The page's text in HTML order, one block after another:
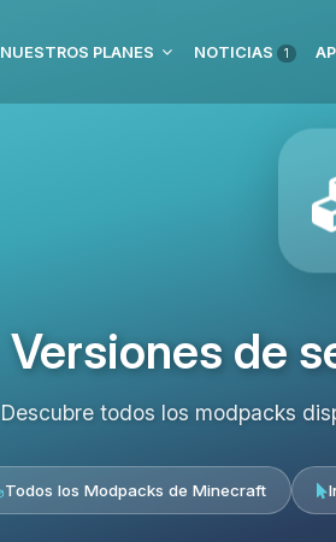
NUESTROS PLANES NOTICIAS 1
Versiones de
Descubre todos los modpacks
Todos los Modpacks de Minecraft